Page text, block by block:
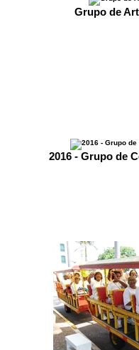
Grupo de
2016 - Grupo de